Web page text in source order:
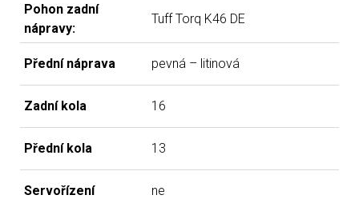
Pohon zadní
nápravy:
Tuff Torq K46 DE
Přední náprava pevná – litinová
Zadní kola 16
Přední kola 13
Servořízení ne